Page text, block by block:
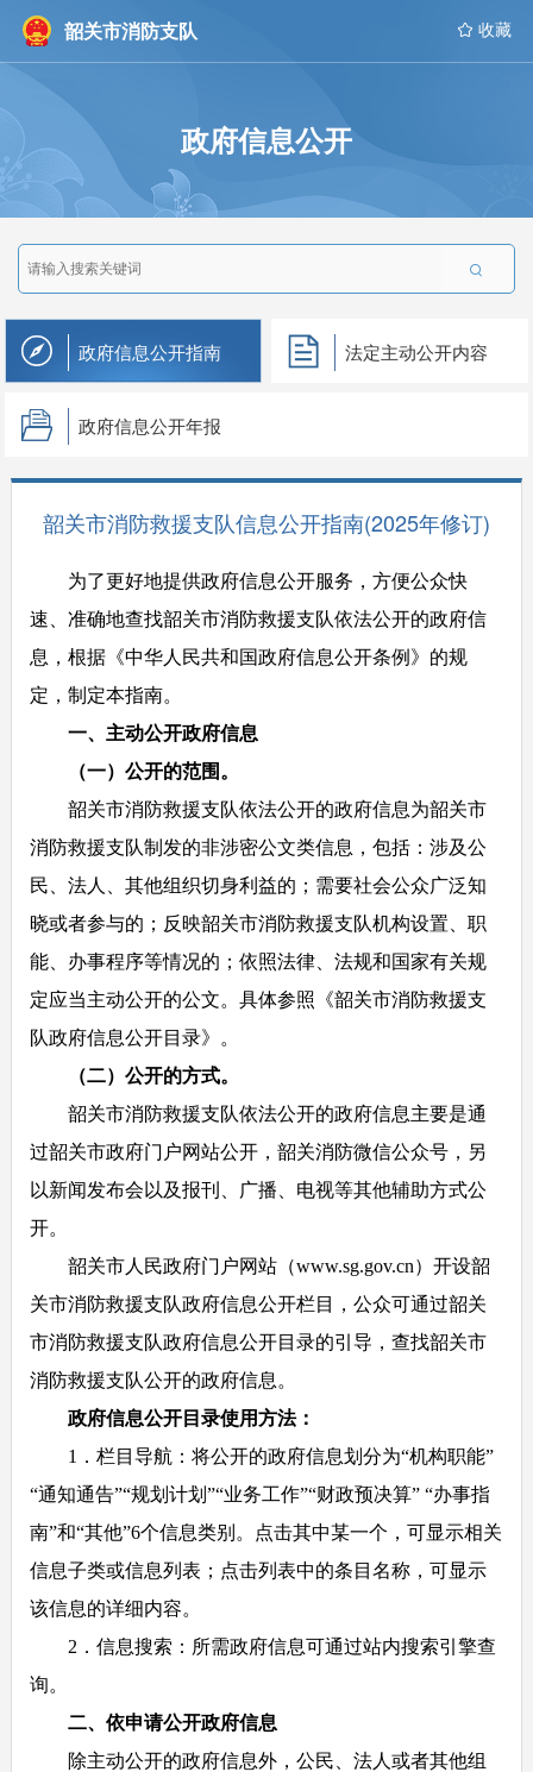
韶关市消防支队  收藏
政府信息公开

政府信息公开指南 法定主动公开内容
政府信息公开年报
韶关市消防救援支队信息公开指南(2025年修订)
为了更好地提供政府信息公开服务，方便公众快
速、准确地查找韶关市消防救援支队依法公开的政府信
息，根据《中华人民共和国政府信息公开条例》的规
定，制定本指南。
一、主动公开政府信息
（一）公开的范围。
韶关市消防救援支队依法公开的政府信息为韶关市
消防救援支队制发的非涉密公文类信息，包括：涉及公
民、法人、其他组织切身利益的；需要社会公众广泛知
晓或者参与的；反映韶关市消防救援支队机构设置、职
能、办事程序等情况的；依照法律、法规和国家有关规
定应当主动公开的公文。具体参照《韶关市消防救援支
队政府信息公开目录》。
（二）公开的方式。
韶关市消防救援支队依法公开的政府信息主要是通
过韶关市政府门户网站公开，韶关消防微信公众号，另
以新闻发布会以及报刊、广播、电视等其他辅助方式公
开。
韶关市人民政府门户网站（www.sg.gov.cn）开设韶
关市消防救援支队政府信息公开栏目，公众可通过韶关
市消防救援支队政府信息公开目录的引导，查找韶关市
消防救援支队公开的政府信息。
政府信息公开目录使用方法：
1．栏目导航：将公开的政府信息划分为“机构职能”
“通知通告”“规划计划”“业务工作”“财政预决算” “办事指
南”和“其他”6个信息类别。点击其中某一个，可显示相关
信息子类或信息列表；点击列表中的条目名称，可显示
该信息的详细内容。
2．信息搜索：所需政府信息可通过站内搜索引擎查
询。
二、依申请公开政府信息
除主动公开的政府信息外，公民、法人或者其他组